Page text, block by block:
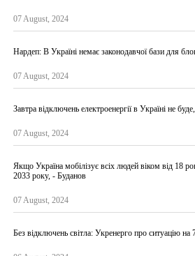
07 August, 2024
Нардеп: В Україні немає законодавчої бази для
07 August, 2024
Завтра відключень електроенергії в Україні не
07 August, 2024
Якщо Україна мобілізує всіх людей віком від 18
2033 року, - Буданов
07 August, 2024
Без відключень світла: Укренерго про ситуацію на